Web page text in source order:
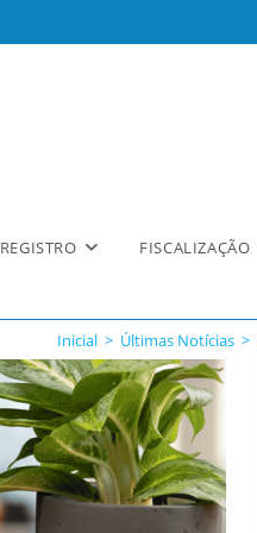
REGISTRO FISCALIZAÇÃO
Inicial > Últimas Notícias >